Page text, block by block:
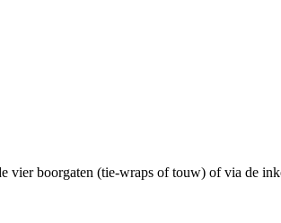
boorgaten (tie-wraps of touw) of via de